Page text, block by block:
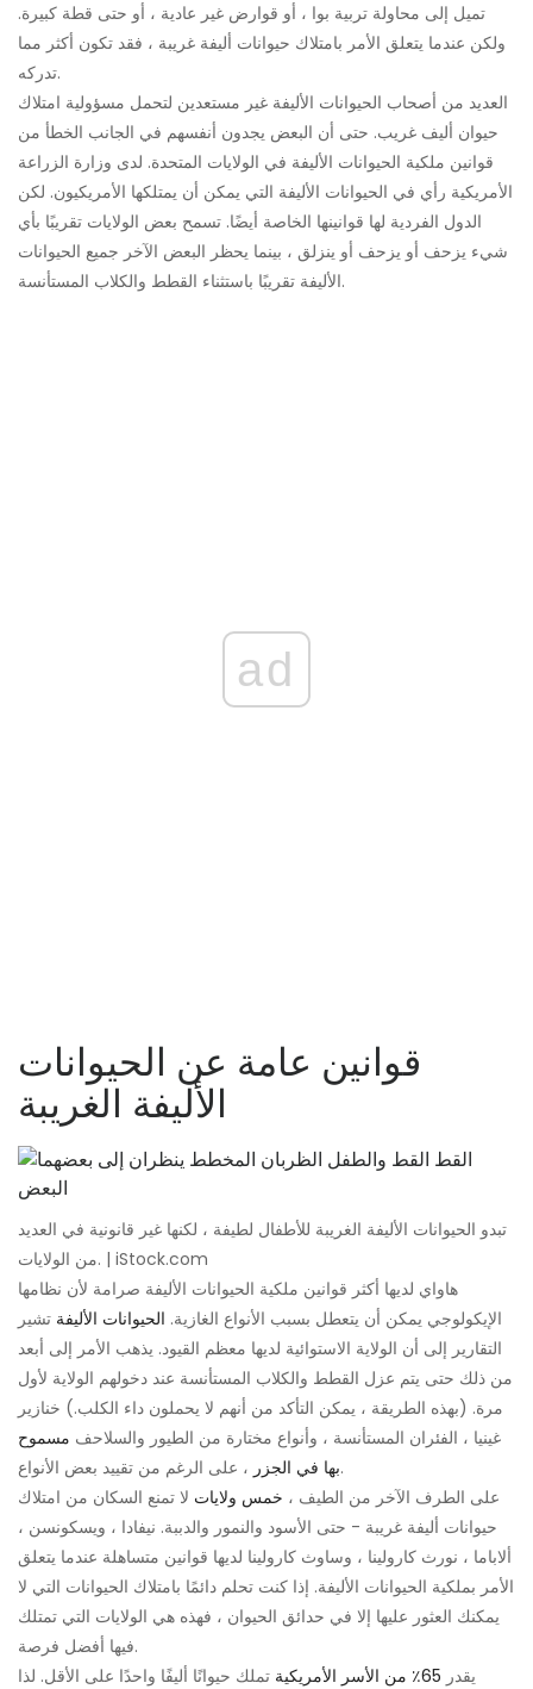
تميل إلى محاولة تربية بوا ، أو قوارض غير عادية ، أو حتى قطة كبيرة.
ولكن عندما يتعلق الأمر بامتلاك حيوانات أليفة غريبة ، فقد تكون أكثر مما
تدركه.
العديد من أصحاب الحيوانات الأليفة غير مستعدين لتحمل مسؤولية امتلاك
حيوان أليف غريب. حتى أن البعض يجدون أنفسهم في الجانب الخطأ من
قوانين ملكية الحيوانات الأليفة في الولايات المتحدة. لدى وزارة الزراعة
الأمريكية رأي في الحيوانات الأليفة التي يمكن أن يمتلكها الأمريكيون. لكن
الدول الفردية لها قوانينها الخاصة أيضًا. تسمح بعض الولايات تقريبًا بأي
شيء يزحف أو يزحف أو ينزلق ، بينما يحظر البعض الآخر جميع الحيوانات
الأليفة تقريبًا باستثناء القطط والكلاب المستأنسة.
ad
قوانين عامة عن الحيوانات
الأليفة الغريبة
تبدو الحيوانات الأليفة الغريبة للأطفال لطيفة ، لكنها غير قانونية في العديد
من الولايات. | iStock.com
هاواي لديها أكثر قوانين ملكية الحيوانات الأليفة صرامة لأن نظامها
الإيكولوجي يمكن أن يتعطل بسبب الأنواع الغازية. الحيوانات الأليفة تشير
التقارير إلى أن الولاية الاستوائية لديها معظم القيود. يذهب الأمر إلى أبعد
من ذلك حتى يتم عزل القطط والكلاب المستأنسة عند دخولهم الولاية لأول
مرة. (بهذه الطريقة ، يمكن التأكد من أنهم لا يحملون داء الكلب.) خنازير
غينيا ، الفئران المستأنسة ، وأنواع مختارة من الطيور والسلاحف مسموح
بها في الجزر، على الرغم من تقييد بعض الأنواع.
على الطرف الآخر من الطيف ، خمس ولايات لا تمنع السكان من امتلاك
حيوانات أليفة غريبة - حتى الأسود والنمور والدببة. نيفادا ، ويسكونسن ،
ألاباما ، نورث كارولينا ، وساوث كارولينا لديها قوانين متساهلة عندما يتعلق
الأمر بملكية الحيوانات الأليفة. إذا كنت تحلم دائمًا بامتلاك الحيوانات التي لا
يمكنك العثور عليها إلا في حدائق الحيوان ، فهذه هي الولايات التي تمتلك
فيها أفضل فرصة.
يقدر 65٪ من الأسر الأمريكية
تملك حيوانًا أليفًا واحدًا على الأقل. لذا